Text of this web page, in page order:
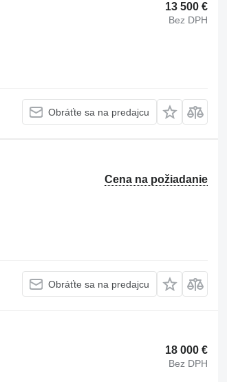
13 500 €
Bez DPH
Obráťte sa na predajcu
Cena na požiadanie
Obráťte sa na predajcu
18 000 €
Bez DPH